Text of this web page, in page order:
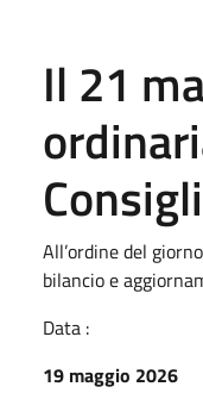
Il 21
All’ordine del
bilancio e
Data :
19 maggio 2026